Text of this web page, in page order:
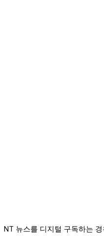
NT 뉴스를 디지털 구독하는